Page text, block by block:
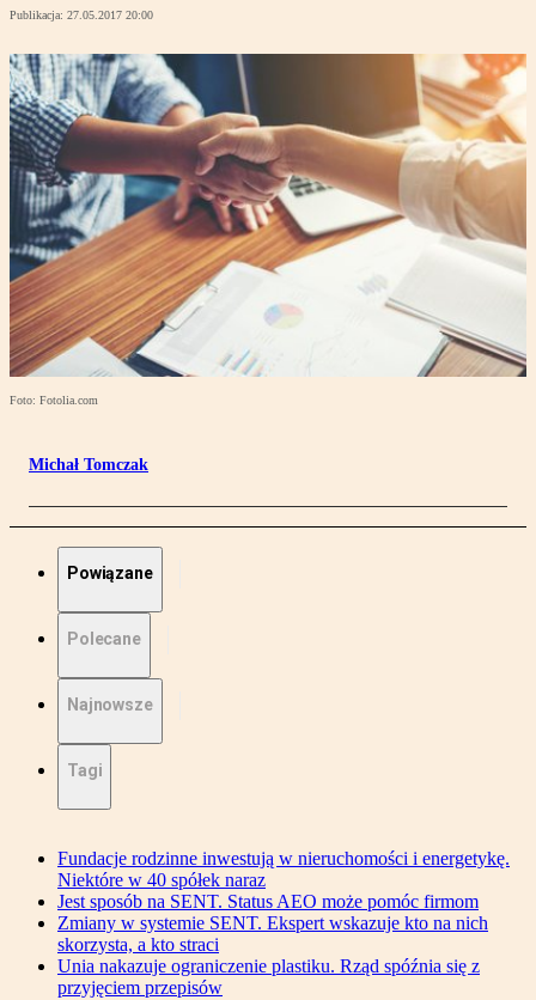
Publikacja: 27.05.2017 20:00
Foto: Fotolia.com
Michał Tomczak
Powiązane
Polecane
Najnowsze
Tagi
Fundacje rodzinne inwestują w nieruchomości i energetykę.
Niektóre w 40 spółek naraz
Jest sposób na SENT. Status AEO może pomóc firmom
Zmiany w systemie SENT. Ekspert wskazuje kto na nich
skorzysta, a kto straci
Unia nakazuje ograniczenie plastiku. Rząd spóźnia się z
przyjęciem przepisów